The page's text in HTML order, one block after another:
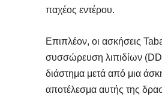
παχέος εντέρου.
Επιπλέον, οι ασκήσεις
συσσώρευση λιπιδίων
διάστημα μετά από μια
αποτέλεσμα αυτής της